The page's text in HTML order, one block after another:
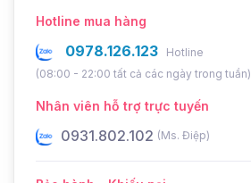
Hotline mua hàng
0978.126.123
Hotline
(08:00 - 22:00 tất cả các ngày trong tuần)
Nhân viên hỗ trợ trực tuyến
0931.802.102 (Ms. Điệp)